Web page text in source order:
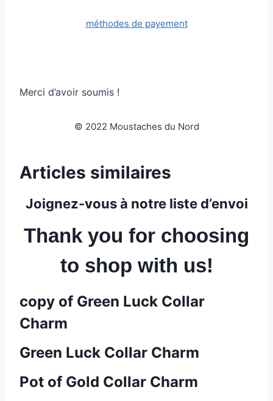
méthodes de payement
Merci d’avoir soumis !
© 2022 Moustaches du Nord
Articles similaires
Joignez-vous à notre liste d’envoi
Thank you for choosing
to shop with us!
copy of Green Luck Collar
Charm
Green Luck Collar Charm
Pot of Gold Collar Charm